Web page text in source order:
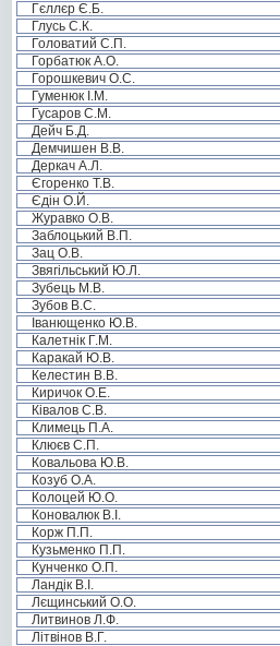
Гєллєр Є.Б.
Глусь С.К.
Головатий С.П.
Горбатюк А.О.
Горошкевич О.С.
Гуменюк І.М.
Гусаров С.М.
Дейч Б.Д.
Демчишен В.В.
Деркач А.Л.
Єгоренко Т.В.
Єдін О.Й.
Журавко О.В.
Заблоцький В.П.
Зац О.В.
Звягільський Ю.Л.
Зубець М.В.
Зубов В.С.
Іванющенко Ю.В.
Калетнік Г.М.
Каракай Ю.В.
Келестин В.В.
Киричок О.Е.
Ківалов С.В.
Климець П.А.
Клюєв С.П.
Ковальова Ю.В.
Козуб О.А.
Колоцей Ю.О.
Коновалюк В.І.
Корж П.П.
Кузьменко П.П.
Кунченко О.П.
Ландік В.І.
Лєщинський О.О.
Литвинов Л.Ф.
Літвінов В.Г.